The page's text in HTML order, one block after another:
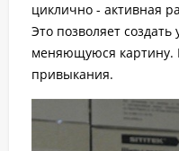
циклично - активная
Это позволяет
меняющуюся картину.
привыкания.